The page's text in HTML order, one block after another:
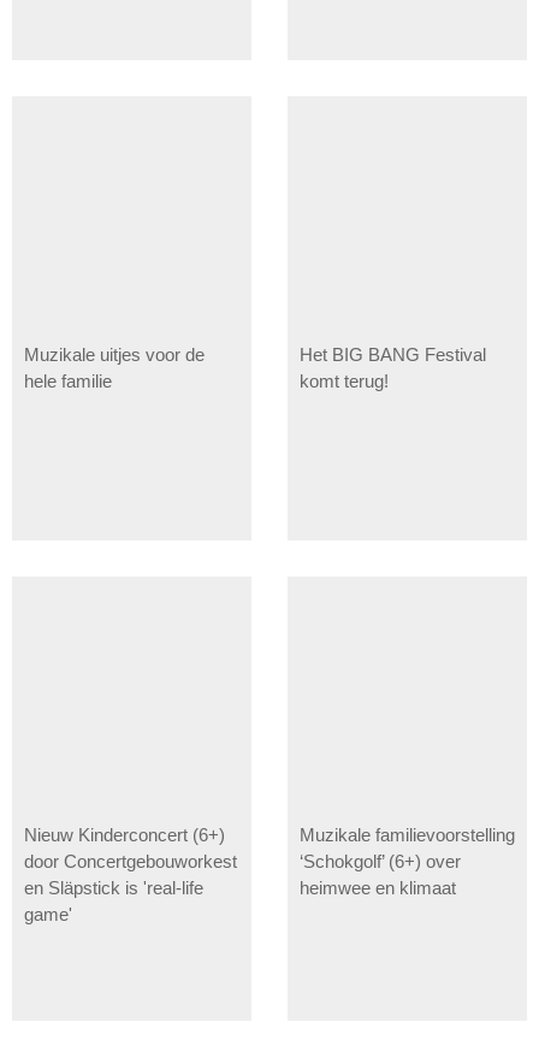
Muzikale uitjes voor de
hele familie
Het BIG BANG Festival
komt terug!
Nieuw Kinderconcert (6+)
door Concertgebouworkest
en Släpstick is 'real-life
game'
Muzikale familievoorstelling
‘Schokgolf’ (6+) over
heimwee en klimaat